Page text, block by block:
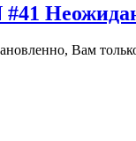
Вам